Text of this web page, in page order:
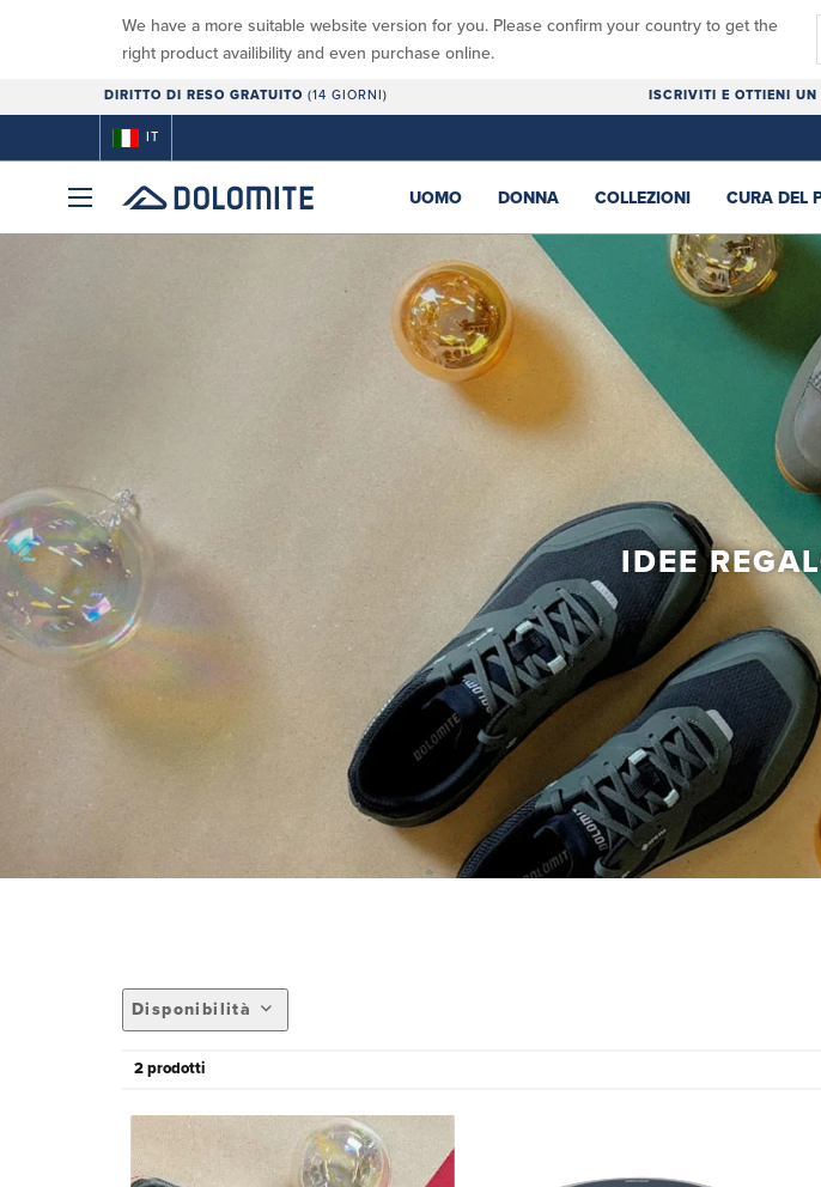
We have a more suitable website version for you. Please confirm your country to get the
right product availibility and even purchase online.
DIRITTO DI RESO GRATUITO (14 GIORNI) ISCRIVITI E OTTIENI
IT
UOMO DONNA COLLEZIONI CURA DEL
IDEE
Disponibilità
2 prodotti